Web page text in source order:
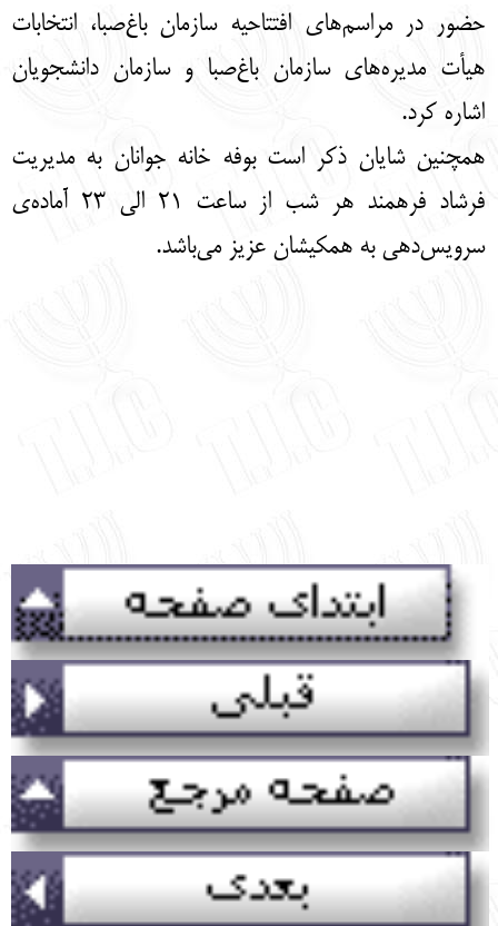
حضور در مراسم‌های افتتاحیه سازمان باغ‌صبا، انتخابات
هیأت مدیره‌های سازمان باغ‌صبا و سازمان دانشجویان
اشاره کرد.
همچنین شایان ذکر است بوفه خانه جوانان به مدیریت
فرشاد فرهمند هر شب از ساعت 21 الی 23 آماده‌ی
سرویس‌دهی به همکیشان عزیز می‌باشد.